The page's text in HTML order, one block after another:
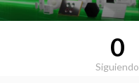
0
Siguiendo